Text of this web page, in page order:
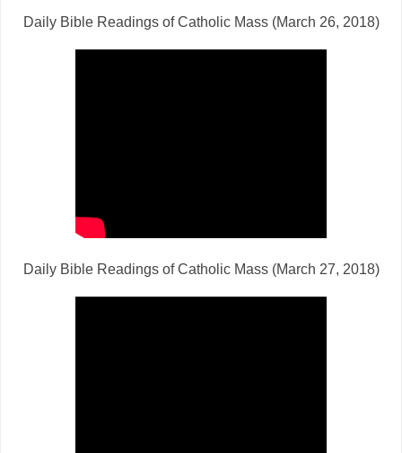
Daily Bible Readings of Catholic Mass (March 26, 2018)
Daily Bible Readings of Catholic Mass (March 27, 2018)